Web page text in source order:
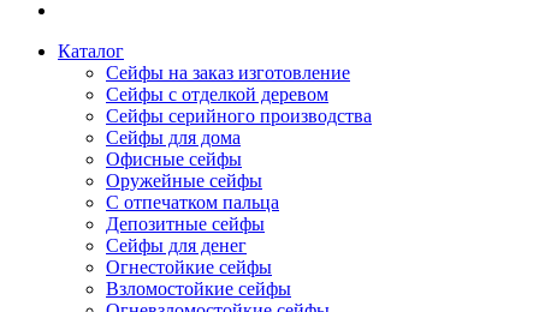
Каталог
Сейфы на заказ изготовление
Сейфы с отделкой деревом
Сейфы серийного производства
Сейфы для дома
Офисные сейфы
Оружейные сейфы
С отпечатком пальца
Депозитные сейфы
Сейфы для денег
Огнестойкие сейфы
Взломостойкие сейфы